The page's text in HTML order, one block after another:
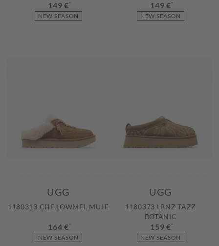
NEW SEASON
149 €*
NEW SEASON
149 €*
NEW SEASON
UGG
1180313 CHE LOWMEL MULE
164 €*
NEW SEASON
UGG
1180373 LBNZ TAZZ
BOTANIC
159 €*